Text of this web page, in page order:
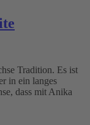
Tradition. Es ist
in ein langes
dass mit Anika